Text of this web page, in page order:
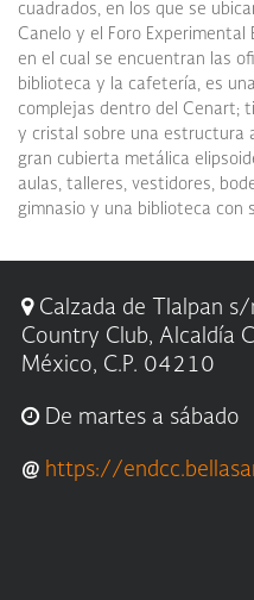
cuadrados, en los que se
Canelo y el Foro Experimental
en el cual se encuentran las
biblioteca y la cafetería, es
complejas dentro del Cenart;
y cristal sobre una estructura
gran cubierta metálica elipsoide. Las instalaciones cuentan
aulas, talleres, vestidores,
gimnasio y una biblioteca con
Calzada de Tlalpan s/
Country Club, Alcaldía
México, C.P. 04210
De martes a sábado
@ https://